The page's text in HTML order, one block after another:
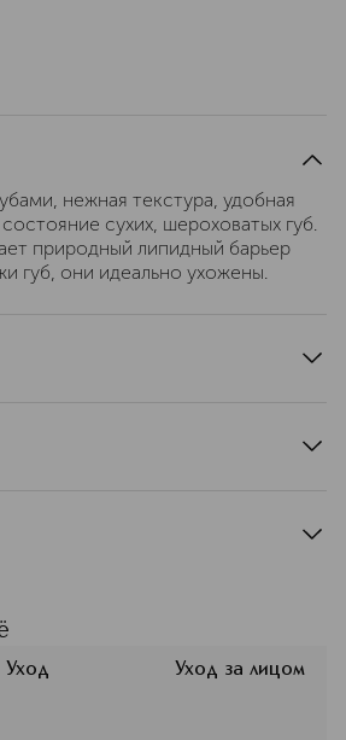
нежная текстура, удобная
сухих, шероховатых губ.
природный липидный барьер
губ, они идеально ухожены.
косметики,
в 2002 году в
курортном городке Бад-Шлема.
Уход Уход за лицом